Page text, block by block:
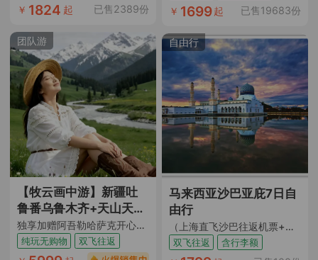
￥ 1824 起 已售2389份
团队游
【牧云画中游】新疆吐
鲁番乌鲁木齐+天山天池
+S21沙漠公路+五彩滩
+禾木风景区+喀纳斯景
区+独库公路+那拉提旅
独享加赠阿吾勒哈萨克开心牧场抱萌羊+仙草汤涮+烤肉+篝火晚会 升级1晚4钻酒店 满7人升级2+1车 1人成团 吐进乌出/乌进吐出
纯玩无购物 双飞往返
￥ 1699起 已售19683份
自由行
马来西亚沙巴亚庇7日自
由行
（上海直飞沙巴往返机票+含7KG手提行李+10KG托运行李额度+风下之乡+饕餮马来美食）
双飞往返 含行李额